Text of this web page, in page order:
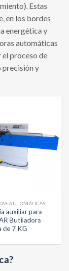
Estas
en los bordes
energética y
automáticas
proceso de
precisión y
AUTOMÁTICAS
auxiliar para
Butiladora
de 7 KG